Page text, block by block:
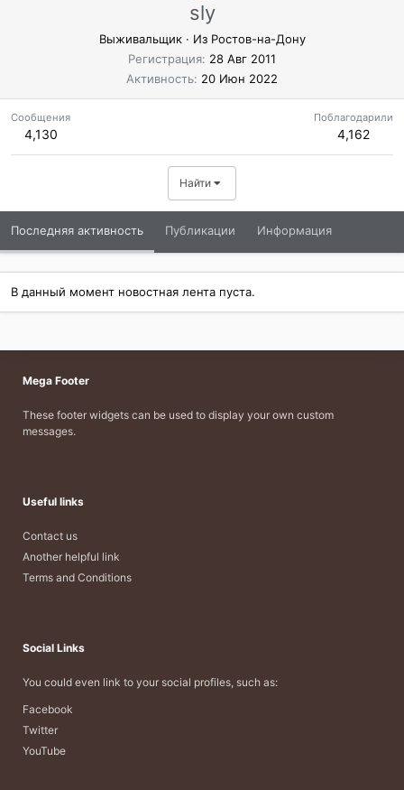
sly
Выживальщик · Из Ростов-на-Дону
Регистрация 28 Авг 2011
Активность 20 Июн 2022
Сообщения
4,130
Поблагодарили
4,162
Найти
Последняя активность Публикации Информация
В данный момент новостная лента пуста.
Mega Footer
These footer widgets can be used to display your own custom
messages.
Useful links
Contact us
Another helpful link
Terms and Conditions
Social Links
You could even link to your social profiles, such as:
Facebook
Twitter
YouTube